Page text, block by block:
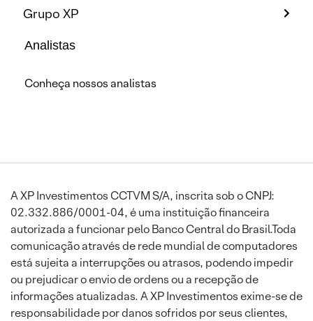
Grupo XP
Analistas
Conheça nossos analistas
A XP Investimentos CCTVM S/A, inscrita sob o CNPJ:
02.332.886/0001-04, é uma instituição financeira
autorizada a funcionar pelo Banco Central do Brasil.Toda
comunicação através de rede mundial de computadores
está sujeita a interrupções ou atrasos, podendo impedir
ou prejudicar o envio de ordens ou a recepção de
informações atualizadas. A XP Investimentos exime-se de
responsabilidade por danos sofridos por seus clientes,